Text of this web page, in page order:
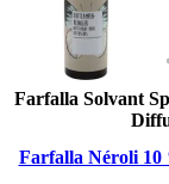
Farfalla Solvant
Farfalla Néroli 10